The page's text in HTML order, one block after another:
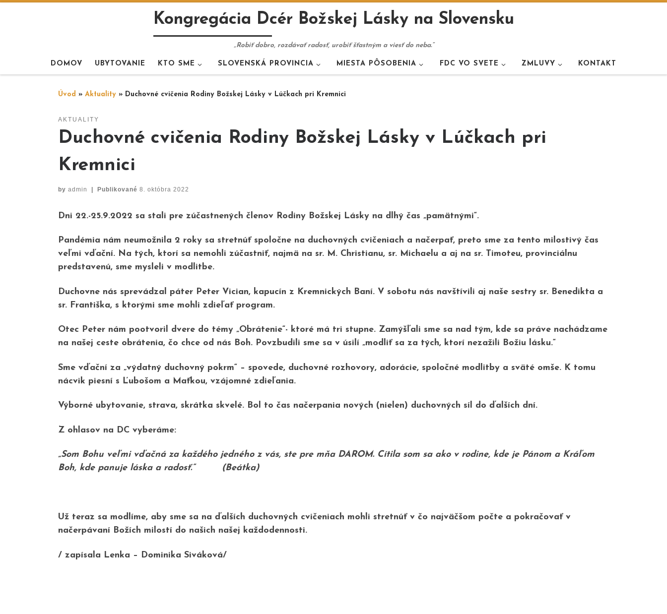
Kongregácia Dcér Božskej Lásky na Slovensku
„Robiť dobro, rozdávať radosť, urobiť šťastným a viesť do neba.“
DOMOV UBYTOVANIE KTO SME SLOVENSKÁ PROVINCIA MIESTA PÔSOBENIA FDC VO SVETE ZMLUVY KONTAKT
Úvod » Aktuality » Duchovné cvičenia Rodiny Božskej Lásky v Lúčkach pri Kremnici
AKTUALITY
Duchovné cvičenia Rodiny Božskej Lásky v Lúčkach pri
Kremnici
by admin | Publikované 8. októbra 2022
Dni 22.-25.9.2022 sa stali pre zúčastnených členov Rodiny Božskej Lásky na dlhý čas „pamätnými“.
Pandémia nám neumožnila 2 roky sa stretnúť spoločne na duchovných cvičeniach a načerpať, preto sme za tento milostivý čas
veľmi vďační. Na tých, ktorí sa nemohli zúčastniť, najmä na sr. M. Christianu, sr. Michaelu a aj na sr. Timoteu, provinciálnu
predstavenú, sme mysleli v modlitbe.
Duchovne nás sprevádzal páter Peter Vician, kapucín z Kremnických Baní. V sobotu nás navštívili aj naše sestry sr. Benedikta a
sr. Františka, s ktorými sme mohli zdieľať program.
Otec Peter nám pootvoril dvere do témy „Obrátenie“- ktoré má tri stupne. Zamýšľali sme sa nad tým, kde sa práve nachádzame
na našej ceste obrátenia, čo chce od nás Boh. Povzbudili sme sa v úsilí „modliť sa za tých, ktorí nezažili Božiu lásku.“
Sme vďační za „výdatný duchovný pokrm“ – spovede, duchovné rozhovory, adorácie, spoločné modlitby a sväté omše. K tomu
nácvik piesní s Ľubošom a Maťkou, vzájomné zdieľania.
Výborné ubytovanie, strava, skrátka skvelé. Bol to čas načerpania nových (nielen) duchovných síl do ďalších dní.
Z ohlasov na DC vyberáme:
„Som Bohu veľmi vďačná za každého jedného z vás, ste pre mňa DAROM. Cítila som sa ako v rodine, kde je Pánom a Kráľom
Boh, kde panuje láska a radosť.“ (Beátka)
Už teraz sa modlíme, aby sme sa na ďalších duchovných cvičeniach mohli stretnúť v čo najväčšom počte a pokračovať v
načerpávaní Božích milostí do našich našej každodennosti.
/ zapísala Lenka – Dominika Siváková/